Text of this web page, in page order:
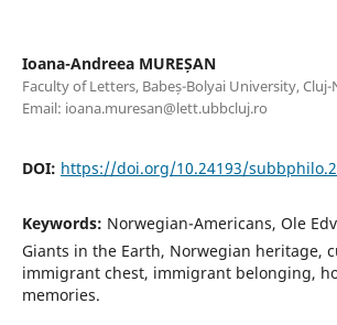
Ioana-Andreea MUREȘAN
Faculty of Letters, Babeș-Bolyai University,
Email: ioana.muresan@lett.ubbcluj.ro
DOI: https://doi.org/10.24193/
Keywords: Norwegian-Americans, Ole
Giants in the Earth, Norwegian heritage,
immigrant chest, immigrant belonging,
memories.